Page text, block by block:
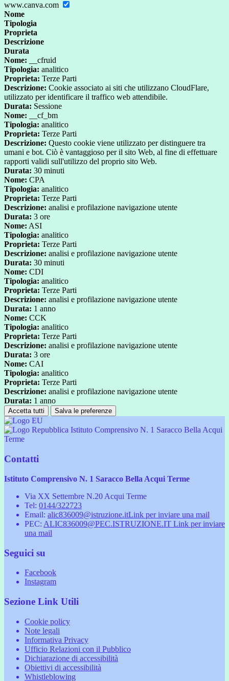
www.canva.com
Nome
Tipologia
Proprieta
Descrizione
Durata
Nome: __cfruid
Tipologia: analitico
Proprieta: Terze Parti
Descrizione: Cookie associato ai siti che utilizzano CloudFlare,
utilizzato per identificare il traffico web attendibile.
Durata: Sessione
Nome: __cf_bm
Tipologia: analitico
Proprieta: Terze Parti
Descrizione: Questo cookie viene utilizzato per distinguere tra
umani e bot. Ciò è vantaggioso per il sito Web, al fine di effettuare
rapporti validi sull'utilizzo del proprio sito Web.
Durata: 30 minuti
Nome: CPA
Tipologia: analitico
Proprieta: Terze Parti
Descrizione: analisi e profilazione navigazione utente
Durata: 3 ore
Nome: ASI
Tipologia: analitico
Proprieta: Terze Parti
Descrizione: analisi e profilazione navigazione utente
Durata: 30 minuti
Nome: CDI
Tipologia: analitico
Proprieta: Terze Parti
Descrizione: analisi e profilazione navigazione utente
Durata: 1 anno
Nome: CCK
Tipologia: analitico
Proprieta: Terze Parti
Descrizione: analisi e profilazione navigazione utente
Durata: 3 ore
Nome: CAI
Tipologia: analitico
Proprieta: Terze Parti
Descrizione: analisi e profilazione navigazione utente
Durata: 1 anno
Accetta tutti Salva le preferenze
Istituto Comprensivo N. 1 Saracco Bella Acqui
Terme
Contatti
Istituto Comprensivo N. 1 Saracco Bella Acqui Terme
Via XX Settembre N.20 Acqui Terme
Tel: 0144/322723
Email: alic836009@istruzione.itLink per inviare una mail
PEC: ALIC836009@PEC.ISTRUZIONE.IT Link per inviare
una mail
Seguici su
Facebook
Instagram
Sezione Link Utili
Cookie policy
Note legali
Informativa Privacy
Ufficio Relazioni con il Pubblico
Dichiarazione di accessibilità
Obiettivi di accessibilità
Whistleblowing